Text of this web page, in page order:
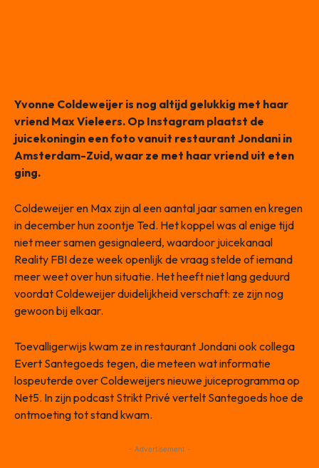
Yvonne Coldeweijer is nog altijd gelukkig met haar
vriend Max Vieleers. Op Instagram plaatst de
juicekoningin een foto vanuit restaurant Jondani in
Amsterdam-Zuid, waar ze met haar vriend uit eten
ging.
Coldeweijer en Max zijn al een aantal jaar samen en kregen
in december hun zoontje Ted. Het koppel was al enige tijd
niet meer samen gesignaleerd, waardoor juicekanaal
Reality FBI deze week openlijk de vraag stelde of iemand
meer weet over hun situatie. Het heeft niet lang geduurd
voordat Coldeweijer duidelijkheid verschaft: ze zijn nog
gewoon bij elkaar.
Toevalligerwijs kwam ze in restaurant Jondani ook collega
Evert Santegoeds tegen, die meteen wat informatie
lospeuterde over Coldeweijers nieuwe juiceprogramma op
Net5. In zijn podcast Strikt Privé vertelt Santegoeds hoe de
ontmoeting tot stand kwam.
- Advertisement -